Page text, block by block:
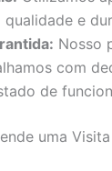
qualidade e
Nosso
com
de
uma Visita